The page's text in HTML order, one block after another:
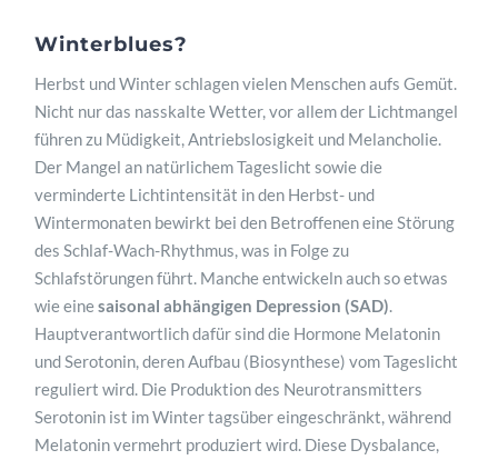
Winterblues?
Herbst und Winter schlagen vielen Menschen aufs Gemüt.
Nicht nur das nasskalte Wetter, vor allem der Lichtmangel
führen zu Müdigkeit, Antriebslosigkeit und Melancholie.
Der Mangel an natürlichem Tageslicht sowie die
verminderte Lichtintensität in den Herbst- und
Wintermonaten bewirkt bei den Betroffenen eine Störung
des Schlaf-Wach-Rhythmus, was in Folge zu
Schlafstörungen führt. Manche entwickeln auch so etwas
wie einesaisonal abhängigen Depression (SAD).
Hauptverantwortlich dafür sind die Hormone Melatonin
und Serotonin, deren Aufbau (Biosynthese) vom Tageslicht
reguliert wird. Die Produktion des Neurotransmitters
Serotonin ist im Winter tagsüber eingeschränkt, während
Melatonin vermehrt produziert wird. Diese Dysbalance,